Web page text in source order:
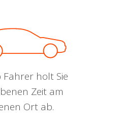
Fahrer holt Sie
Zeit am
Ort ab.